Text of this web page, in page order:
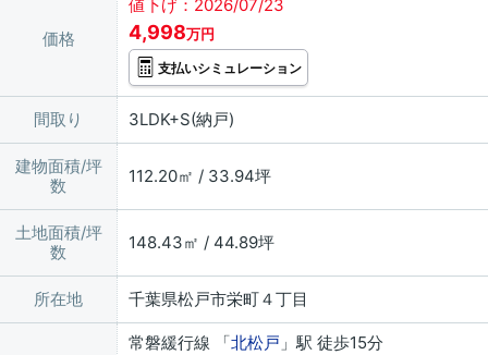
価格
値下げ：2026/07/23
4,998万円
支払いシミュレーション
間取り 3LDK+S(納戸)
建物面積/坪
数
112.20㎡ / 33.94坪
土地面積/坪
数
148.43㎡ / 44.89坪
所在地 千葉県松戸市栄町４丁目
常磐緩行線 「北松戸 」駅 徒歩15分